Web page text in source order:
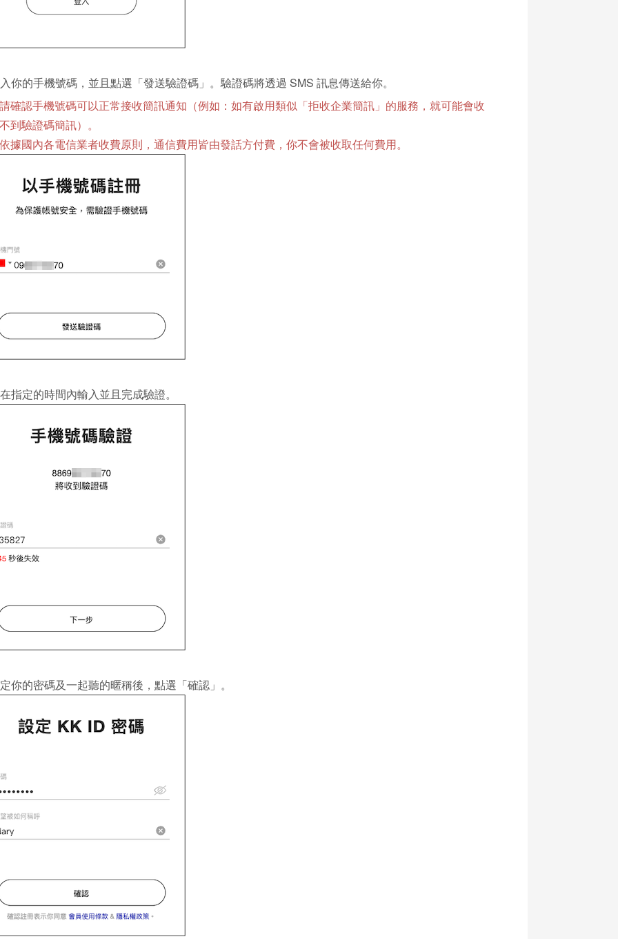
你的手機號碼，並且點選「發送驗證碼」。驗證碼將透過 SMS 訊息傳送給你。
請確認手機號碼可以正常接收簡訊通知（例如：如有啟用類似「拒收企業簡訊」的服務，就可能會收
不到驗證碼簡訊）。
依據國內各電信業者收費原則，通信費用皆由發話方付費，你不會被收取任何費用。
指定的時間內輸入並且完成驗證。
你的密碼及一起聽的暱稱後，點選「確認」。